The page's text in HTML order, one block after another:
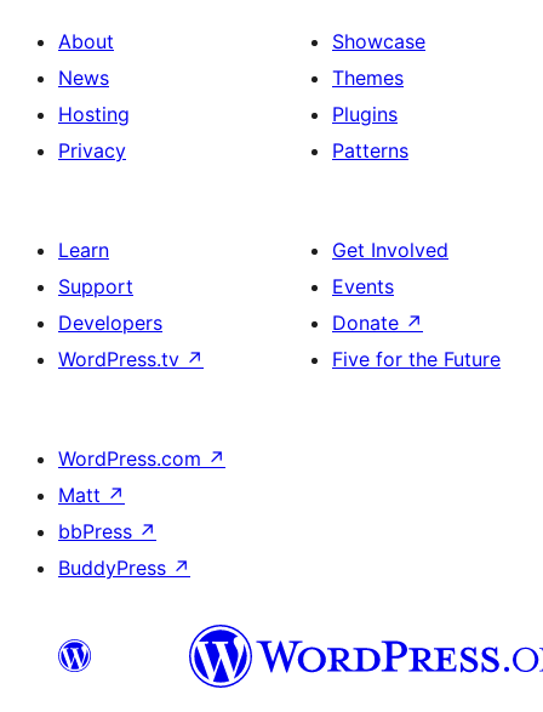
About
News
Hosting
Privacy
Showcase
Themes
Plugins
Patterns
Learn
Support
Developers
WordPress.tv ↗
Get Involved
Events
Donate ↗
Five for the Future
WordPress.com ↗
Matt ↗
bbPress ↗
BuddyPress ↗